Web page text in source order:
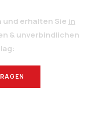
und erhalten Sie in
& unverbindlichen